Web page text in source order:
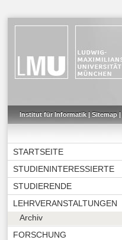
Institut für Informatik| Sitemap|
STARTSEITE
STUDIENINTERESSIERTE
STUDIERENDE
LEHRVERANSTALTUNGEN
Archiv
FORSCHUNG